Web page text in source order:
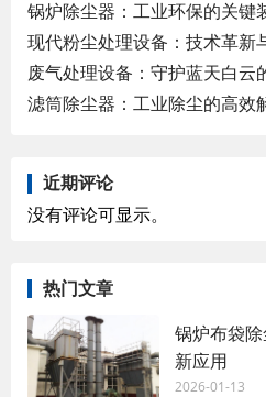
锅炉除尘器：工业环保的关键
现代粉尘处理设备：技术革新
废气处理设备：守护蓝天白云
滤筒除尘器：工业除尘的高效
近期评论
没有评论可显示。
热门文章
锅炉布袋
新应用
2026-01-13